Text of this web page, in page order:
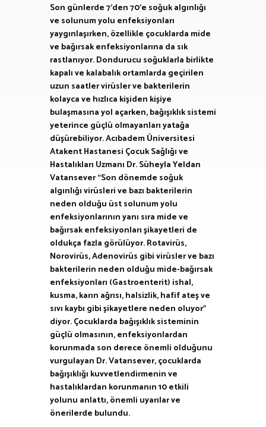
Son günlerde 7’den 70’e soğuk algınlığı
ve solunum yolu enfeksiyonları
yaygınlaşırken, özellikle çocuklarda mide
ve bağırsak enfeksiyonlarına da sık
rastlanıyor. Dondurucu soğuklarla birlikte
kapalı ve kalabalık ortamlarda geçirilen
uzun saatler virüsler ve bakterilerin
kolayca ve hızlıca kişiden kişiye
bulaşmasına yol açarken, bağışıklık sistemi
yeterince güçlü olmayanları yatağa
düşürebiliyor. Acıbadem Üniversitesi
Atakent Hastanesi Çocuk Sağlığı ve
Hastalıkları Uzmanı Dr. Süheyla Yeldan
Vatansever “Son dönemde soğuk
algınlığı virüsleri ve bazı bakterilerin
neden olduğu üst solunum yolu
enfeksiyonlarının yanı sıra mide ve
bağırsak enfeksiyonları şikayetleri de
oldukça fazla görülüyor. Rotavirüs,
Norovirüs, Adenovirüs gibi virüsler ve bazı
bakterilerin neden olduğu mide-bağırsak
enfeksiyonları (Gastroenterit) ishal,
kusma, karın ağrısı, halsizlik, hafif ateş ve
sıvı kaybı gibi şikayetlere neden oluyor”
diyor. Çocuklarda bağışıklık sisteminin
güçlü olmasının, enfeksiyonlardan
korunmada son derece önemli olduğunu
vurgulayan Dr. Vatansever, çocuklarda
bağışıklığı kuvvetlendirmenin ve
hastalıklardan korunmanın 10 etkili
yolunu anlattı, önemli uyarılar ve
önerilerde bulundu.